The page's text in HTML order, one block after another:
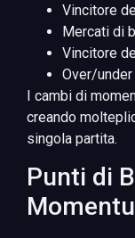
Vincitore
Mercati di
Vincitore
Over/
I cambi di
creando
singola partita.
Punti di